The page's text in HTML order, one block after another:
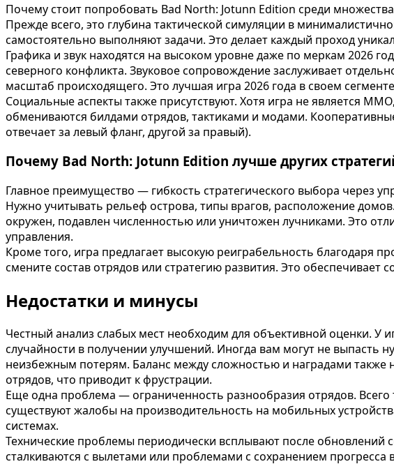
Почему стоит попробовать Bad North: Jotunn Edition среди
Прежде всего, это глубина тактической симуляции в
самостоятельно выполняют задачи. Это делает каждый проход
Графика и звук находятся на высоком уровне даже по меркам 2026
северного конфликта. Звуковое сопровождение заслуживает
масштаб происходящего. Это лучшая игра 2026 года в своем
Социальные аспекты также присутствуют. Хотя игра не является
обмениваются билдами отрядов, тактиками и модами.
отвечает за левый фланг, другой за правый).
Почему Bad North: Jotunn Edition лучше других
Главное преимущество — гибкость стратегического выбора через
Нужно учитывать рельеф острова, типы врагов, расположение
окружен, подавлен численностью или уничтожен лучниками. Это
управления.
Кроме того, игра предлагает высокую реиграбельность благодаря
смените состав отрядов или стратегию развития. Это
Недостатки и минусы
Честный анализ слабых мест необходим для объективной оценки. У
случайности в получении улучшений. Иногда вам могут не выпасть
неизбежным потерям. Баланс между сложностью и наградами
отрядов, что приводит к фрустрации.
Еще одна проблема — ограниченность разнообразия отрядов. Всего
существуют жалобы на производительность на мобильных
системах.
Технические проблемы периодически всплывают после обновлений
сталкиваются с вылетами или проблемами с сохранением прогресса